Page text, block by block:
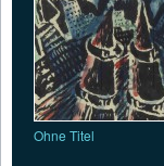
Ohne Titel